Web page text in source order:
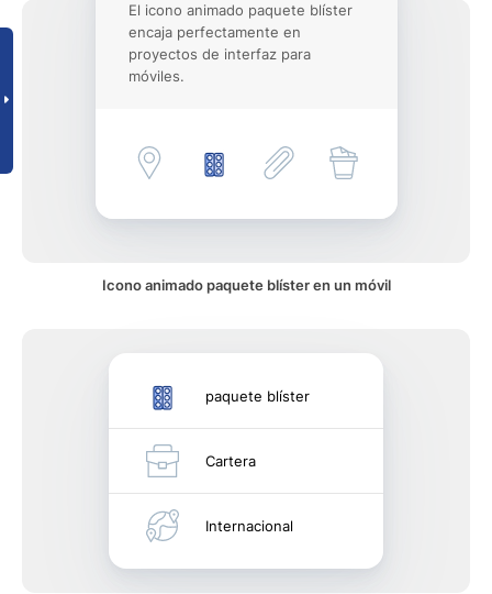
El icono animado paquete blíster
encaja perfectamente en
proyectos de interfaz para
móviles.
Icono animado paquete blíster en un móvil
paquete blíster
Cartera
Internacional